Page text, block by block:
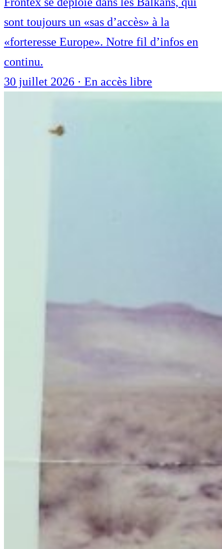
sont toujours un «sas d’accès» à la
«forteresse Europe». Notre fil d’infos en
continu.
30 juillet 2026 · En accès libre